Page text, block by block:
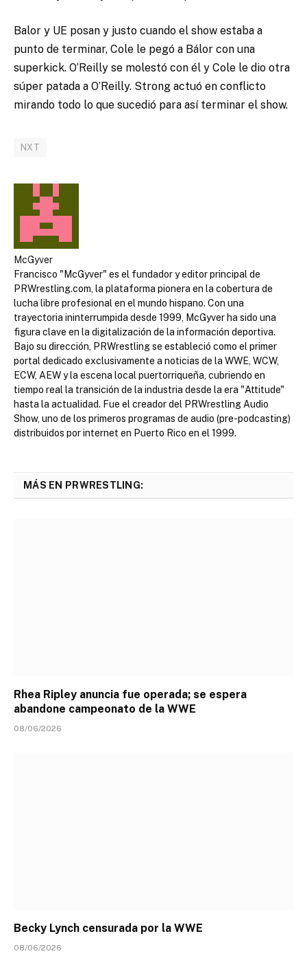
Balor y UE posan y justo cuando el show estaba a
punto de terminar, Cole le pegó a Bálor con una
superkick. O’Reilly se molestó con él y Cole le dio otra
súper patada a O’Reilly. Strong actuó en conflicto
mirando todo lo que sucedió para así terminar el show.
NXT
McGyver
Francisco "McGyver" es el fundador y editor principal de
PRWrestling.com, la plataforma pionera en la cobertura de
lucha libre profesional en el mundo hispano. Con una
trayectoria ininterrumpida desde 1999, McGyver ha sido una
figura clave en la digitalización de la información deportiva.
Bajo su dirección, PRWrestling se estableció como el primer
portal dedicado exclusivamente a noticias de la WWE, WCW,
ECW, AEW y la escena local puertorriqueña, cubriendo en
tiempo real la transición de la industria desde la era "Attitude"
hasta la actualidad. Fue el creador del PRWrestling Audio
Show, uno de los primeros programas de audio (pre-podcasting)
distribuidos por internet en Puerto Rico en el 1999.
MÁS EN PRWRESTLING:
Rhea Ripley anuncia fue operada; se espera
abandone campeonato de la WWE
08/06/2026
Becky Lynch censurada por la WWE
08/06/2026